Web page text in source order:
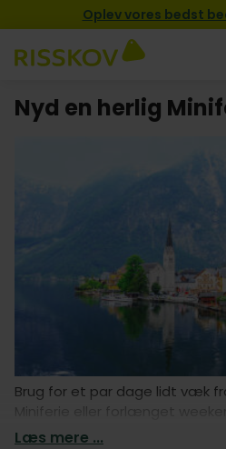
Oplev vores bedst
Brug for et par dage lidt væk
Miniferie eller forlænget
pusterum, nye indtryk og gode
Læs mere ...